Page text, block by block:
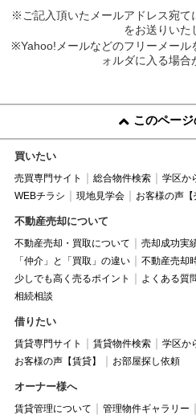
※ご記入頂いたメールアドレス宛て
をお送りいた
※Yahoo!メールなどのフリーメール
ォルダに入る場合
このペー
買いたい
売買専門サイト 総合物件検索 学区か
WEBチラシ
現地見学会 お客様の声【
不動産売却について
不動産売却・買取について 売却成功実
「仲介」と「買取」の違い
不動産売却
少しでも高く売るポイント
よくある質
相続相談
借りたい
賃貸専門サイト 賃貸物件検索 学区か
お客様の声【賃貸】
お部屋探し依頼
オーナー様へ
賃貸管理について 管理物件ギャラリー